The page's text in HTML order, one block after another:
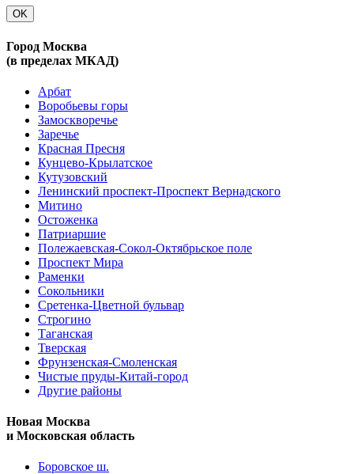
OK
Город Москва
(в пределах МКАД)
Арбат
Воробьевы горы
Замоскворечье
Заречье
Красная Пресня
Кунцево-Крылатское
Кутузовский
Ленинский проспект-Проспект Вернадского
Митино
Остоженка
Патриаршие
Полежаевская-Сокол-Октябрьское поле
Проспект Мира
Раменки
Сокольники
Сретенка-Цветной бульвар
Строгино
Таганская
Тверская
Фрунзенская-Смоленская
Чистые пруды-Китай-город
Другие районы
Новая Москва
и Московская область
Боровское ш.